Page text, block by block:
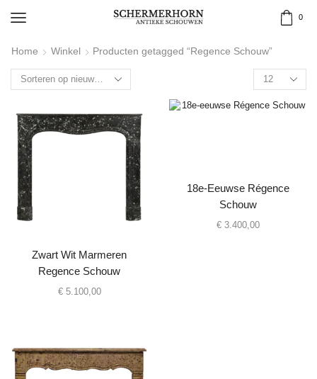
0
Home Winkel Producten getagged “Regence Schouw”
Zwart Wit Marmeren
Regence Schouw
€5.100,00
18e-Eeuwse Régence
Schouw
€3.400,00